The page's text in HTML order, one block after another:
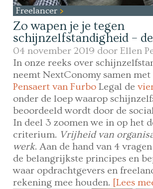
Freelancer
Zo wapen je je tegen
schijnzelfstandigheid –
04 november 2019 doorEllen
In onze reeks over
neemt NextConomy samen met
Pensaert van Furbo Legal de
onder de loep waarop
beoordeeld wordt door de
In deel 3 zoomen we in op het
criterium. Vrijheid van
werk. Aan de hand van 4
de belangrijkste principes en
waar opdrachtgevers en
rekening mee houden. [Lees